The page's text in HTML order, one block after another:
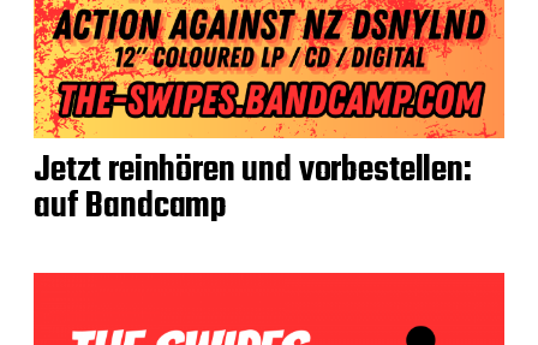
Jetzt reinhören und vorbestellen:
auf Bandcamp